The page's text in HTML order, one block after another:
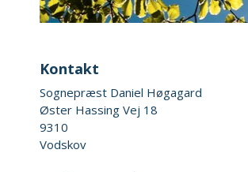
Kontakt
Sognepræst Daniel Høgagard
Øster Hassing Vej 18
9310
Vodskov